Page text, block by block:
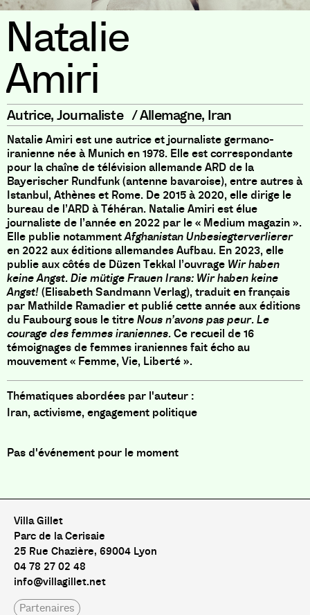
Natalie
Amiri
Autrice,Journaliste /Allemagne, Iran
Natalie Amiri est une autrice et journaliste germano-
iranienne née à Munich en 1978. Elle est correspondante
pour la chaîne de télévision allemande ARD de la
Bayerischer Rundfunk (antenne bavaroise), entre autres à
Istanbul, Athènes et Rome. De 2015 à 2020, elle dirige le
bureau de l’ARD à Téhéran. Natalie Amiri est élue
journaliste de l’année en 2022 par le « Medium magazin ».
Elle publie notammentAfghanistan Unbesiegterverlierer
en 2022 aux éditions allemandes Aufbau. En 2023, elle
publie aux côtés de Düzen Tekkal l’ouvrage Wir haben
keine Angst. Die mütige Frauen Irans: Wir haben keine
Angst!(Elisabeth Sandmann Verlag), traduit en français
par Mathilde Ramadier et publié cette année aux éditions
du Faubourg sous le titreNous n’avons pas peur. Le
courage des femmes iraniennes.Ce recueil de 16
témoignages de femmes iraniennes fait écho au
mouvement « Femme, Vie, Liberté ».
Thématiques abordées par l'auteur :
Iran, activisme, engagement politique
Pas d'événement pour le moment
Villa Gillet
Parc de la Cerisaie
25 Rue Chazière, 69004 Lyon
04 78 27 02 48
info@villagillet.net
Partenaires